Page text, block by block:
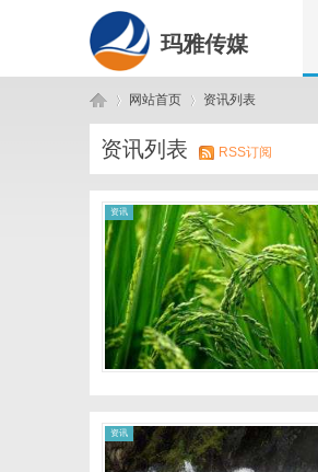
玛雅传媒
玛 ›
网站首页
›
资讯列表
资讯列表 RSS订阅
资讯
资讯